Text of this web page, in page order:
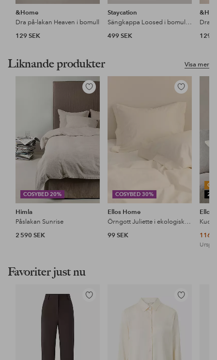
&Home
Dra på-lakan Heaven i bomull
129 SEK
Staycation
Sängkappa Loosed i bomullspercale 52 cm
499 SEK
Dra
129
Visa mer
Liknande produkter
COSYBED 20%
Lägg
favoriter
Himla
Påslakan Sunrise
2 590 SEK
COSYBED 30%
Lägg
Ellos Home
Örngott Juliette i ekologisk bomull
99 SEK
Ellos
116
Favoriter just nu
Lägg
Lägg
i